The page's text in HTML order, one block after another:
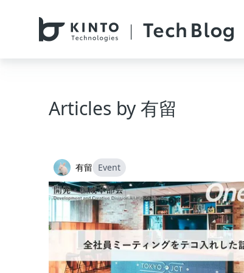
Articles by有留
有留 Event